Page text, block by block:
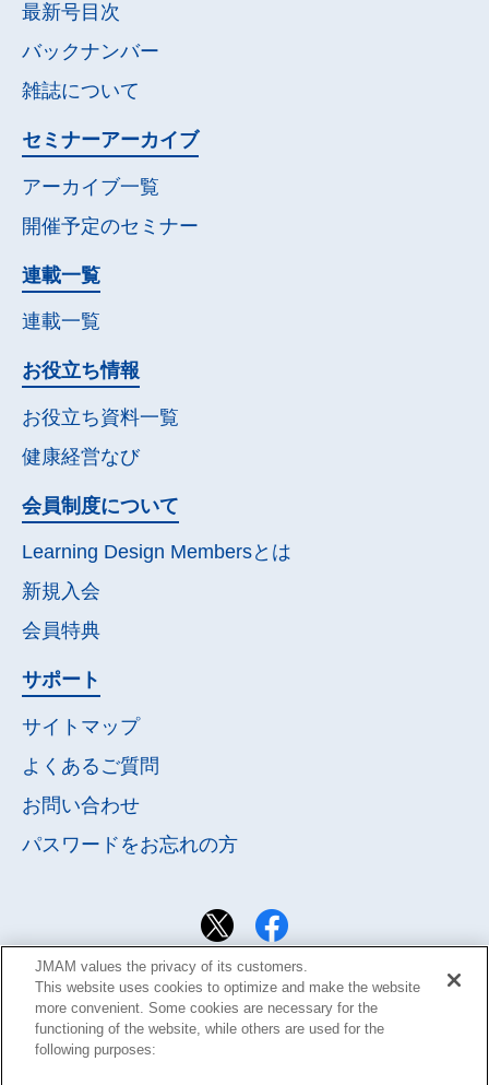
最新号目次
バックナンバー
雑誌について
セミナーアーカイブ
アーカイブ一覧
開催予定のセミナー
連載一覧
連載一覧
お役立ち情報
お役立ち資料一覧
健康経営なび
会員制度について
Learning Design Membersとは
新規入会
会員特典
サポート
サイトマップ
よくあるご質問
お問い合わせ
パスワードをお忘れの方
JMAM values the privacy of its customers.
This website uses cookies to optimize and make the website
more convenient. Some cookies are necessary for the
functioning of the website, while others are used for the
following purposes: